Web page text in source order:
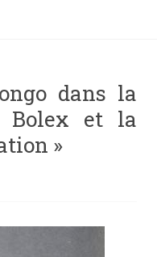
dans la
Bolex et la
»